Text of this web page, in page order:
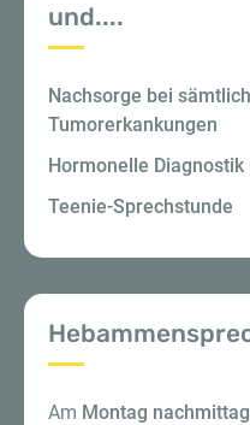
und....
Nachsorge bei
Tumorerkankungen
Hormonelle
Teenie-Sprechstunde
Am Montag